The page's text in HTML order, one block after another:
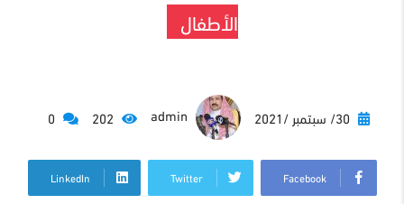
الأطفال
Facebook
Twitter
LinkedIn